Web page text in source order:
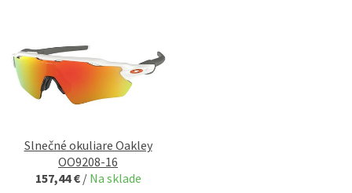
Slnečné okuliare Oakley
OO9208-16
157,44 € / Na sklade